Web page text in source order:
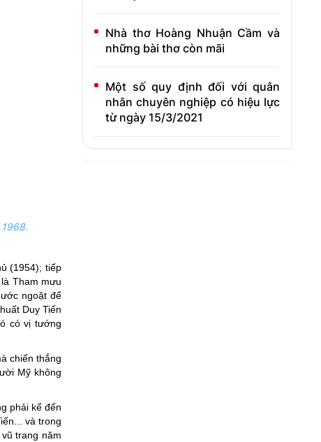
(1954); tiếp
Tham mưu
ngoặt để
Duy Tiến
có vị tướng
chiến thắng
Mỹ không
phải kể đến
và trong
trang năm
Nhà thơ Hoàng Nhuận Cầm và
những bài thơ còn mãi
Một số quy định đối với quân
nhân chuyên nghiệp có hiệu lực
từ ngày 15/3/2021